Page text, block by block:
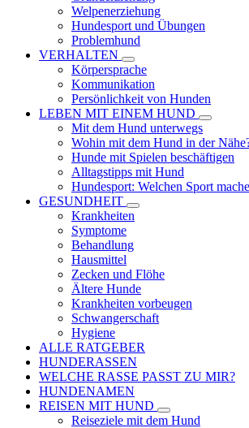
Welpenerziehung
Hundesport und Übungen
Problemhund
VERHALTEN
Körpersprache
Kommunikation
Persönlichkeit von Hunden
LEBEN MIT EINEM HUND
Mit dem Hund unterwegs
Wohin mit dem Hund in der
Hunde mit Spielen beschäftigen
Alltagstipps mit Hund
Hundesport: Welchen Sport
GESUNDHEIT
Krankheiten
Symptome
Behandlung
Hausmittel
Zecken und Flöhe
Ältere Hunde
Krankheiten vorbeugen
Schwangerschaft
Hygiene
ALLE RATGEBER
HUNDERASSEN
WELCHE RASSE PASST ZU MIR?
HUNDENAMEN
REISEN MIT HUND
Reiseziele mit dem Hund